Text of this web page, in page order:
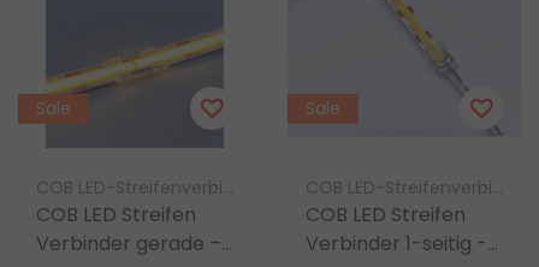
Sale
COB LED-Streifenverbinder Luksus
COB LED Streifen
Verbinder gerade –
Sale
COB LED-Streifenverbinder Luksus
COB LED Streifen
Verbinder 1-seitig -